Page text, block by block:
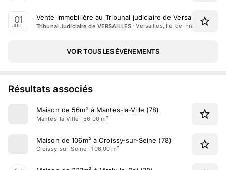
01
JUIL.
Vente immobilière au Tribunal judiciaire de Versailles le 1er
Tribunal Judiciaire de VERSAILLES ·Versailles, Île-de-France
VOIR TOUS LES ÉVÉNEMENTS
Résultats associés
Maison de 56m² à Mantes-la-Ville (78)
Mantes-la-Ville · 56.00 m²
Maison de 106m² à Croissy-sur-Seine (78)
Croissy-sur-Seine · 106.00 m²